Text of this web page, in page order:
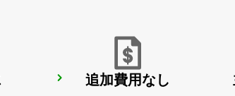
ESPOO
追加費用なし